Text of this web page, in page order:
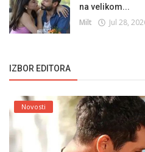
na velikom...
Milt Jul 28,
IZBOR EDITORA
Novosti